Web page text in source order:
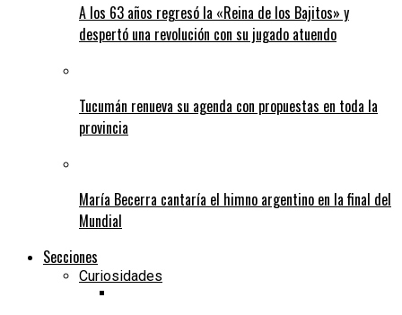
A los 63 años regresó la «Reina de los Bajitos» y
despertó una revolución con su jugado atuendo
Tucumán renueva su agenda con propuestas en toda la
provincia
María Becerra cantaría el himno argentino en la final del
Mundial
Secciones
Curiosidades